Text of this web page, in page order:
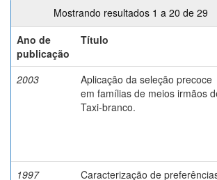
Mostrando resultados 1 a 20 de 29
Ano de
publicação
Título
2003
Aplicação da seleção precoce
em famílias de meios irmãos
Taxi-branco.
1997
Caracterização de